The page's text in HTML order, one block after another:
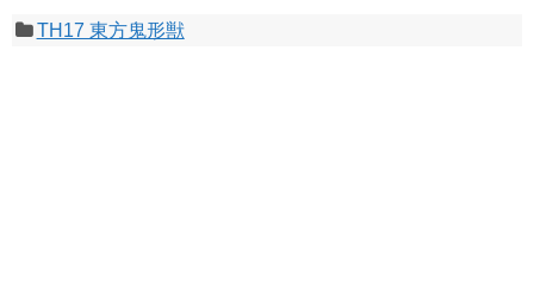
TH17 東方鬼形獣